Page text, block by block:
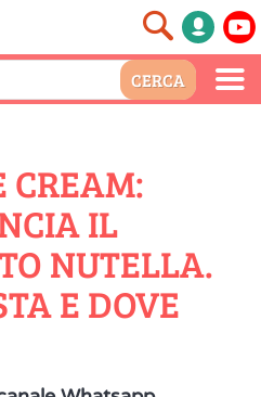
CREAM:
IL
NUTELLA.
E DOVE